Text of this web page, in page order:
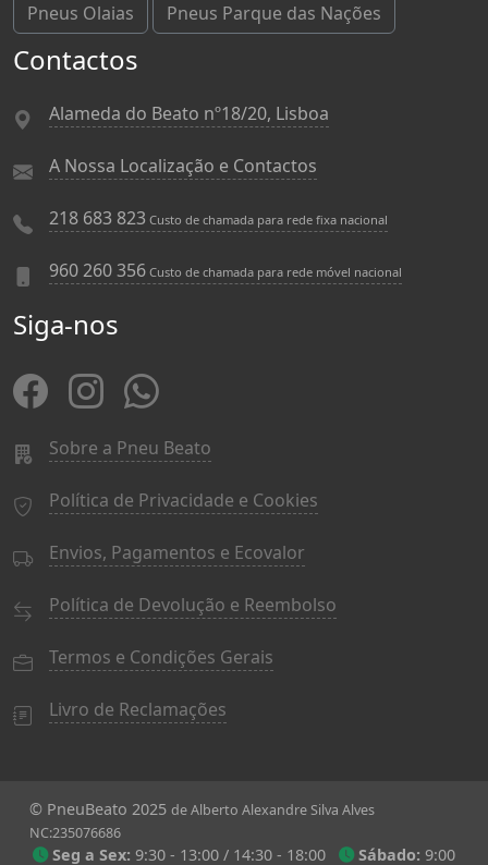
Pneus Olaias Pneus Parque das Nações
Contactos
Alameda do Beato nº18/20, Lisboa
A Nossa Localização e Contactos
218 683 823 Custo de chamada para rede fixa nacional
960 260 356 Custo de chamada para rede móvel nacional
Siga-nos
Sobre a Pneu Beato
Política de Privacidade e Cookies
Envios, Pagamentos e Ecovalor
Política de Devolução e Reembolso
Termos e Condições Gerais
Livro de Reclamações
© PneuBeato 2025 de Alberto Alexandre Silva Alves
NC:235076686
Seg a Sex: 9:30 - 13:00 / 14:30 - 18:00 Sábado: 9:00